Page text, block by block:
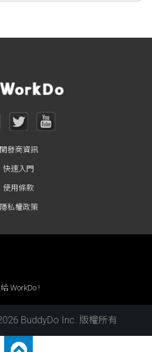
開發商資訊
快速入門
使用條款
隱私權政策
WorkDo !
BuddyDo Inc. 版權所有